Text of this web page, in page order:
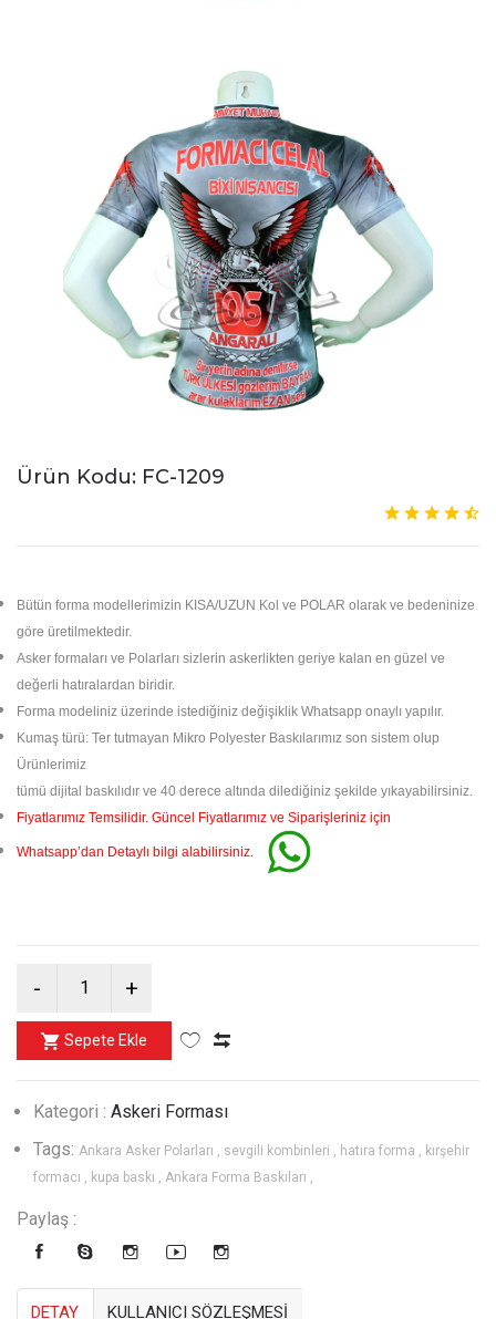
Ürün Kodu: FC-1209
Bütün forma modellerimizin KISA/UZUN Kol ve POLAR olarak ve bedeninize
göre üretilmektedir.
Asker formaları ve Polarları sizlerin askerlikten geriye kalan en güzel ve
değerli hatıralardan biridir.
Forma modeliniz üzerinde istediğiniz değişiklik Whatsapp onaylı yapılır.
Kumaş türü: Ter tutmayan Mikro Polyester Baskılarımız son sistem olup
Ürünlerimiz
tümü dijital baskılıdır ve 40 derece altında dilediğiniz şekilde yıkayabilirsiniz.
Fiyatlarımız Temsilidir. Güncel Fiyatlarımız ve Siparişleriniz için
Whatsapp’dan Detaylı bilgi alabilirsiniz.
Sepete Ekle
Kategori : Askeri Forması
Tags: Ankara Asker Polarları , sevgili kombinleri , hatıra forma ,
kırşehir
formacı ,
kupa baskı , Ankara Forma Baskıları ,
Paylaş :
DETAY KULLANICI SÖZLEŞMESİ